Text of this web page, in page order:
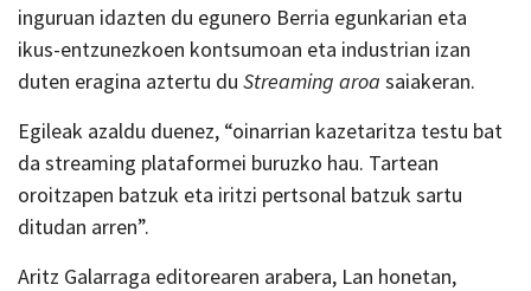
inguruan idazten du egunero Berria egunkarian eta
ikus-entzunezkoen kontsumoan eta industrian izan
duten eragina aztertu du Streaming aroa saiakeran.
Egileak azaldu duenez, “oinarrian kazetaritza testu bat
da streaming plataformei buruzko hau. Tartean
oroitzapen batzuk eta iritzi pertsonal batzuk sartu
ditudan arren”.
Aritz Galarraga editorearen arabera, Lan honetan,